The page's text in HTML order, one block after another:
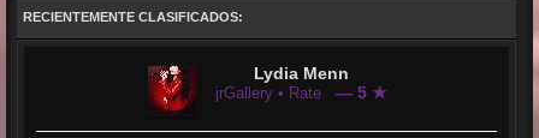
RECIENTEMENTE CLASIFICADOS:
Lydia Menn
jrGallery • Rate — 5 ★